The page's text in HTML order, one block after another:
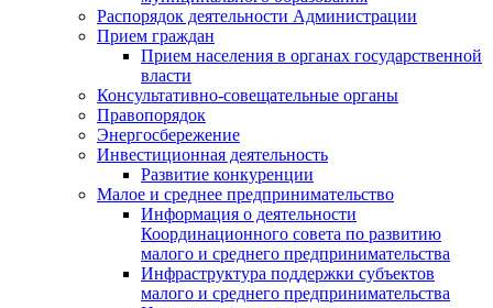
Распорядок деятельности Администрации
Прием граждан
Прием населения в органах государственной
власти
Консультативно-совещательные органы
Правопорядок
Энергосбережение
Инвестиционная деятельность
Развитие конкуренции
Малое и среднее предпринимательство
Информация о деятельности
Координационного совета по развитию
малого и среднего предпринимательства
Инфраструктура поддержки субъектов
малого и среднего предпринимательства